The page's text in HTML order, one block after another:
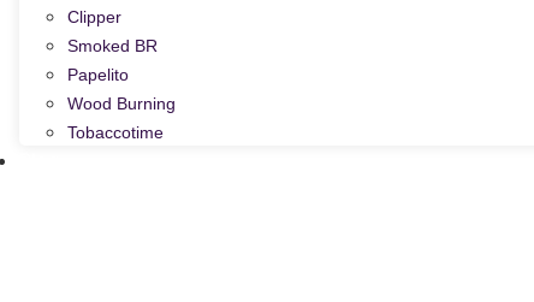
Clipper
Smoked BR
Papelito
Wood Burning
Tobaccotime